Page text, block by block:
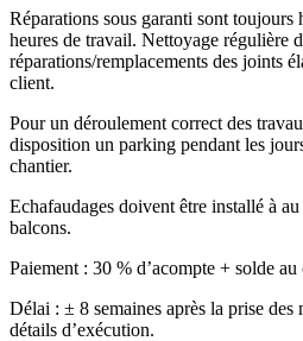
Réparations sous garanti sont toujours
heures de travail. Nettoyage régulière
réparations/remplacements des joints
client.
Pour un déroulement correct des
disposition un parking pendant les
chantier.
Echafaudages doivent être installé à
balcons.
Paiement : 30 % d’acompte + solde au
Délai : ± 8 semaines après la prise des
détails d’exécution.